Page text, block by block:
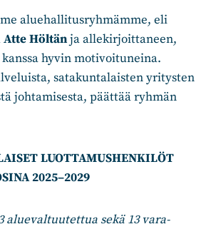
aluehallitusryhmämme, eli
Atte Höltänja allekirjoittaneen,
hyvin motivoituneina.
satakuntalaisten yritysten
johtamisesta, päättää ryhmän
LUOTTAMUSHENKILÖT
2025–2029
sekä 13 vara-